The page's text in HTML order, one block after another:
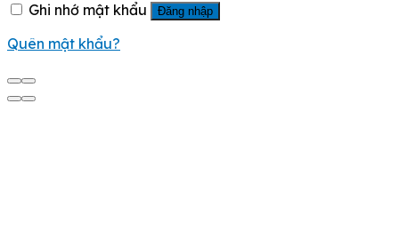
Ghi nhớ mật khẩu
Đăng nhập
Quên mật khẩu?